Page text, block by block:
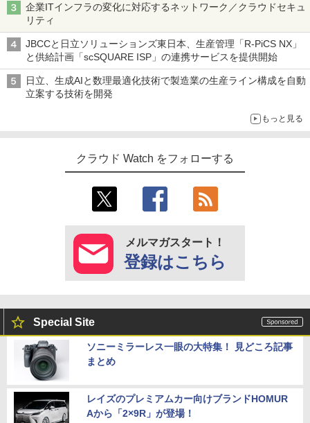
企業ITインフラの変化に対応するネットワーク／クラウドセキュ
リティ
JBCCと日立ソリューションズ東日本、生産管理「R-PiCS NX」
と供給計画「scSQUARE ISP」の連携サービスを提供開始
日立、生成AIと数理最適化技術で製造業の生産ライン構成を自動
立案する技術を開発
もっと見る
クラウド Watch をフォローする
メルマガスタート！
登録はこちら
Special Site
ソニーミラーレス一眼の大特集！ 見どころ記事
まとめ
レイズのプレミアムカー向けブランドHOMUR
Aから「2×9R」が登場！